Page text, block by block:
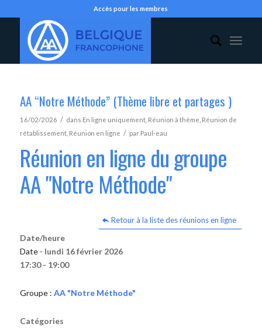
Accès pour les membres
AA “Notre Méthode” (Thème libre et partages )
16/02/2026 / dans En ligne uniquement, Réunion à thème Réunion de
rétablissement, Réunion en ligne / par Paul-eau
Réunion en ligne du groupe
AA "Notre Méthode"
Retour à la liste des réunions en ligne
Date/heure
Date - lundi 16 février 2026
17:30 - 19:00
Groupe : AA "Notre Méthode"
Catégories